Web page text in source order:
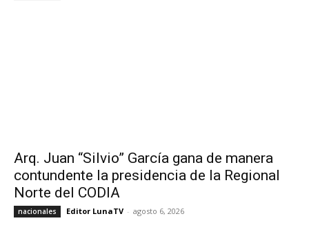
Arq. Juan “Silvio” García gana de manera
contundente la presidencia de la Regional
Norte del CODIA
nacionales Editor LunaTV - agosto 6, 2026